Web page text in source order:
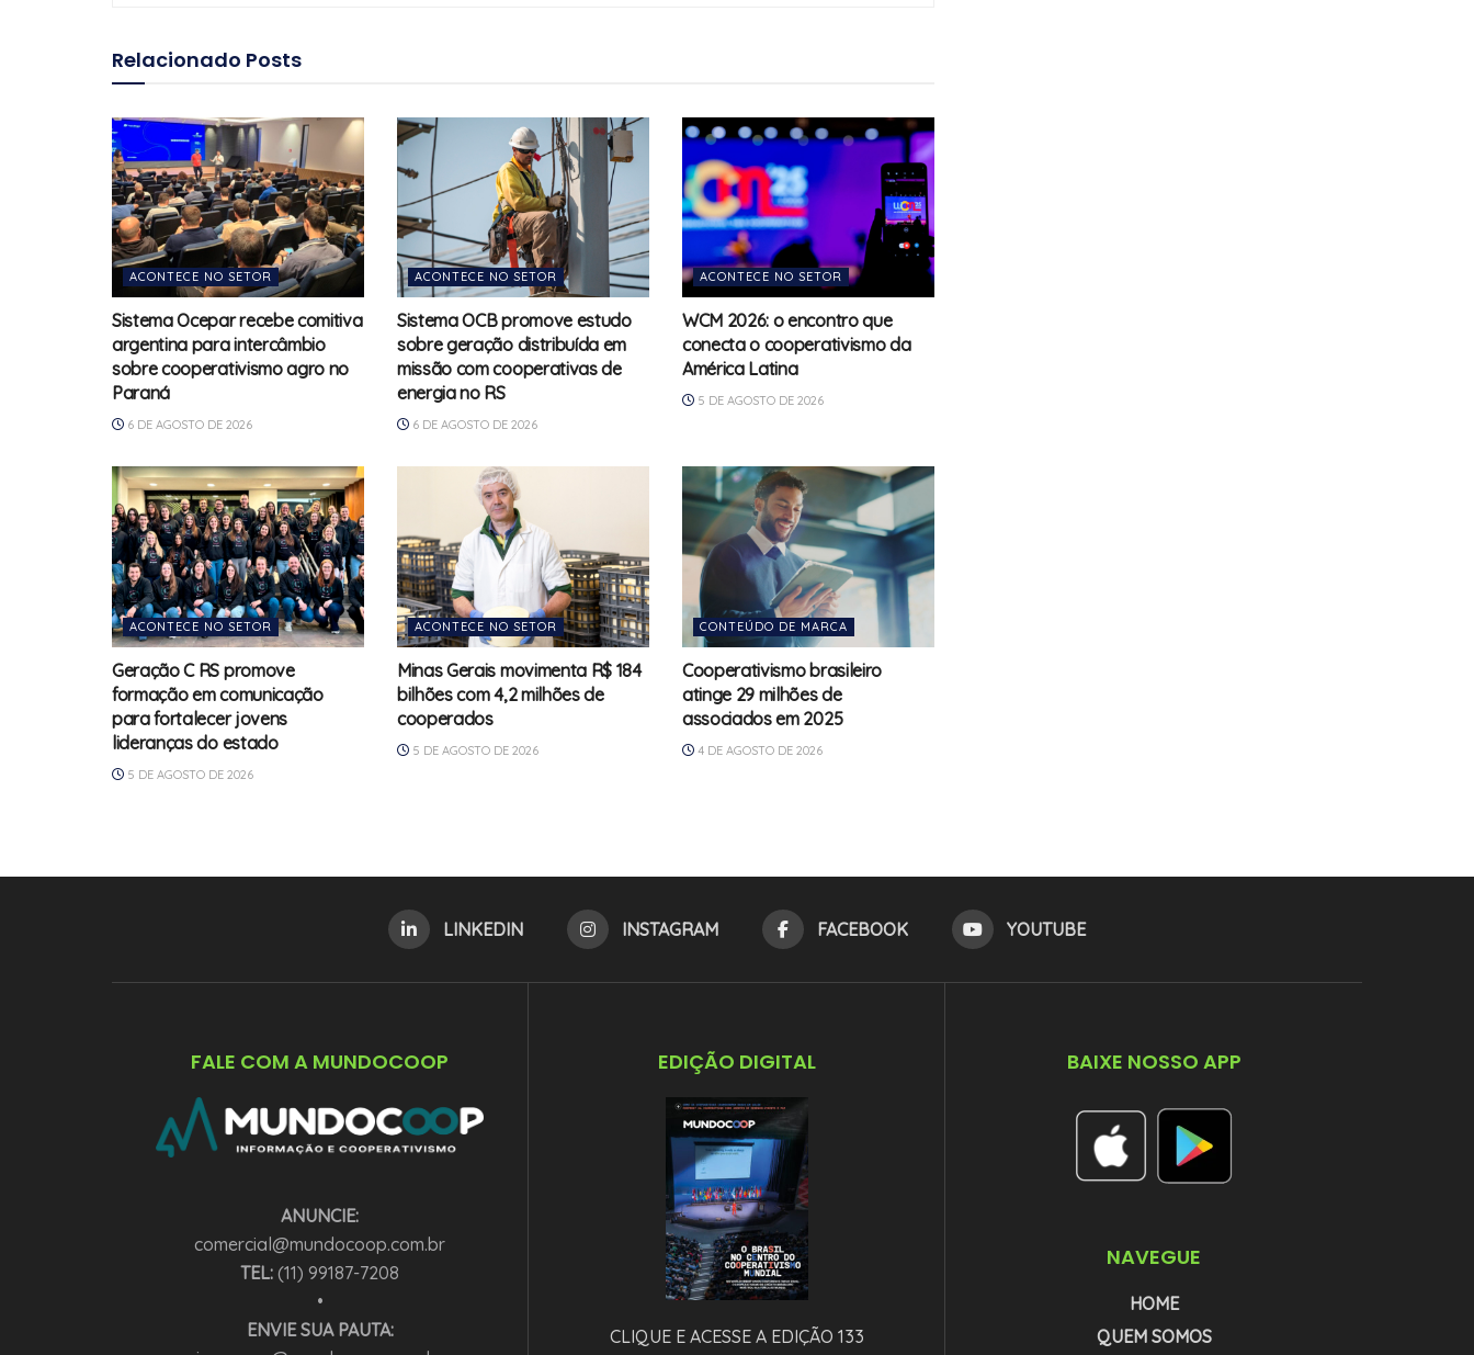
Relacionado Posts
ACONTECE NO SETOR
Sistema Ocepar recebe comitiva
argentina para intercâmbio
sobre cooperativismo agro no
Paraná
6 DE AGOSTO DE 2026
ACONTECE NO SETOR
Sistema OCB promove estudo
sobre geração distribuída em
missão com cooperativas de
energia no RS
6 DE AGOSTO DE 2026
ACONTECE NO SETOR
WCM 2026: o encontro que
conecta o cooperativismo da
América Latina
5 DE AGOSTO DE 2026
ACONTECE NO SETOR
Geração C RS promove
formação em comunicação
para fortalecer jovens
lideranças do estado
5 DE AGOSTO DE 2026
ACONTECE NO SETOR
Minas Gerais movimenta R$ 184
bilhões com 4,2 milhões de
cooperados
5 DE AGOSTO DE 2026
CONTEÚDO DE MARCA
Cooperativismo brasileiro
atinge 29 milhões de
associados em 2025
4 DE AGOSTO DE 2026
LINKEDIN INSTAGRAM FACEBOOK YOUTUBE
FALE COM A MUNDOCOOP
ANUNCIE:
comercial@mundocoop.com.br
TEL: (11) 99187-7208
•
ENVIE SUA PAUTA:
EDIÇÃO DIGITAL
CLIQUE E ACESSE A EDIÇÃO 133
BAIXE NOSSO APP
NAVEGUE
HOME
QUEM SOMOS